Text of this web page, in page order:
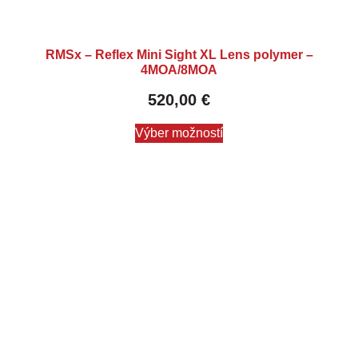
RMSx – Reflex Mini Sight XL Lens polymer –
4MOA/8MOA
520,00 €
Výber možností